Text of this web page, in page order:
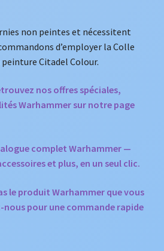
non peintes et nécessitent
d’employer la Colle
Citadel Colour.
nos offres spéciales,
Warhammer sur notre page
complet Warhammer —
et plus, en un seul clic.
le produit Warhammer que vous
nous pour une commande rapide